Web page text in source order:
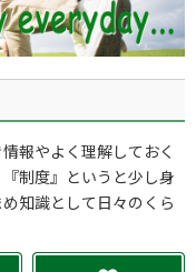
報やよく理解しておく
制度』というと少し身
知識として日々のくら